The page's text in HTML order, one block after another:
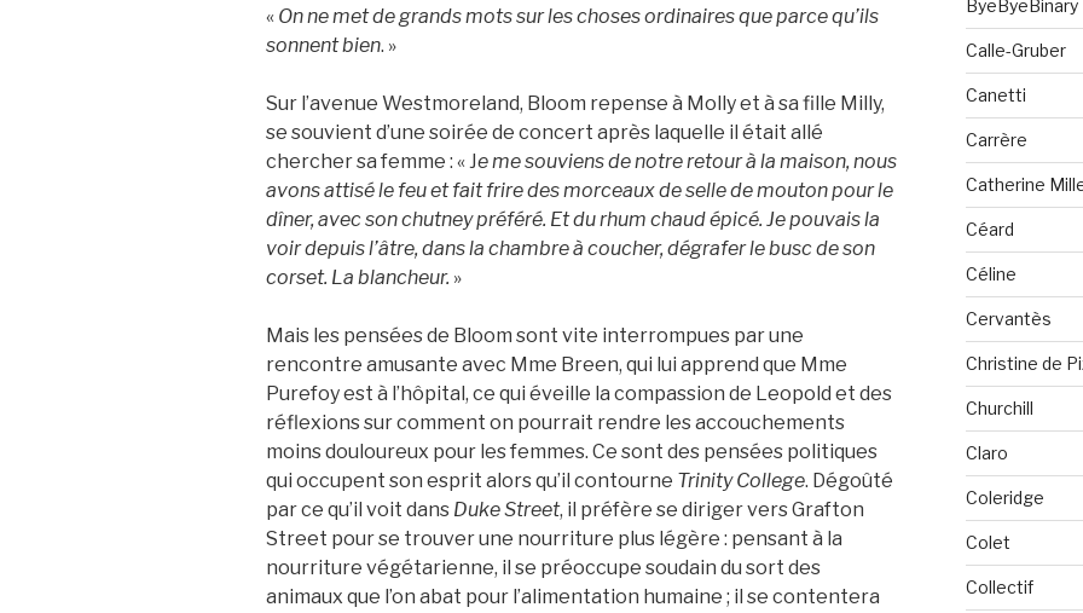
« On ne met de grands mots sur les choses ordinaires que parce qu’ils
sonnent bien. »
Sur l’avenue Westmoreland, Bloom repense à Molly et à sa fille Milly,
se souvient d’une soirée de concert après laquelle il était allé
chercher sa femme : « Je me souviens de notre retour à la maison, nous
avons attisé le feu et fait frire des morceaux de selle de mouton pour le
dîner, avec son chutney préféré. Et du rhum chaud épicé. Je pouvais la
voir depuis l’âtre, dans la chambre à coucher, dégrafer le busc de son
corset. La blancheur. »
Mais les pensées de Bloom sont vite interrompues par une
rencontre amusante avec Mme Breen, qui lui apprend que Mme
Purefoy est à l’hôpital, ce qui éveille la compassion de Leopold et des
réflexions sur comment on pourrait rendre les accouchements
moins douloureux pour les femmes. Ce sont des pensées politiques
qui occupent son esprit alors qu’il contourne Trinity College. Dégoûté
par ce qu’il voit dans Duke Street, il préfère se diriger vers Grafton
Street pour se trouver une nourriture plus légère : pensant à la
nourriture végétarienne, il se préoccupe soudain du sort des
animaux que l’on abat pour l’alimentation humaine ; il se contentera
ByeByeBinary
Calle-Gruber
Canetti
Carrère
Catherine
Céard
Céline
Cervantès
Christine de
Churchill
Claro
Coleridge
Colet
Collectif